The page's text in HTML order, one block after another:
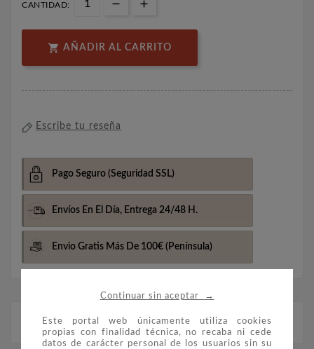
Continuar sin aceptar →
Este portal web únicamente utiliza cookies
propias con finalidad técnica, no recaba ni cede
datos de carácter personal de los usuarios sin su
CANTIDAD:
 AÑADIR AL CARRITO
Escribe tu reseña
Pago Seguro (Seguridad SSL)
Envíos En El Día, Entrega 24/48 H.
Envio Gratis Más De 100€ (Península)
Descripción